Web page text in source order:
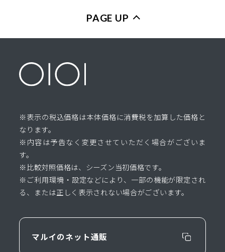
PAGE UP
※表示の税込価格は本体価格に消費税を加算した価格と
なります。
※内容は予告なく変更させていただく場合がございま
す。
※比較対照価格は、シーズン当初価格です。
※ご利用環境・設定などにより、一部の機能が限定され
る、または正しく表示されない場合がございます。
マルイのネット通販